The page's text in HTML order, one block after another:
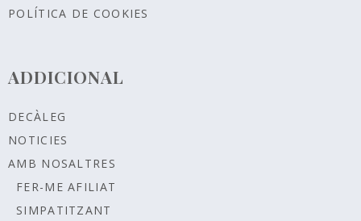
POLÍTICA DE COOKIES
ADDICIONAL
DECÀLEG
NOTICIES
AMB NOSALTRES
FER-ME AFILIAT
SIMPATITZANT